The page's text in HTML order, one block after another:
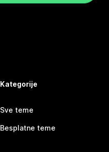
Kategorije
Sve teme
Besplatne teme